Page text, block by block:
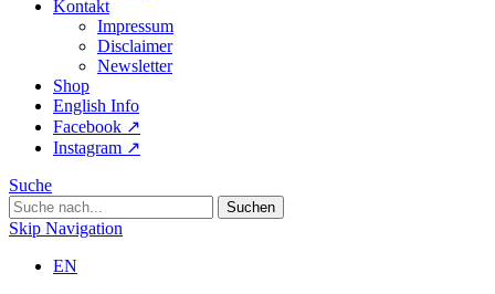
Kontakt
Impressum
Disclaimer
Newsletter
Shop
English Info
Facebook ↗︎
Instagram ↗︎
Suche
Skip Navigation
EN